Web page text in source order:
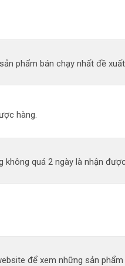
phẩm bán chạy nhất đề
hàng.
không quá 2 ngày là nhận
để xem những sản